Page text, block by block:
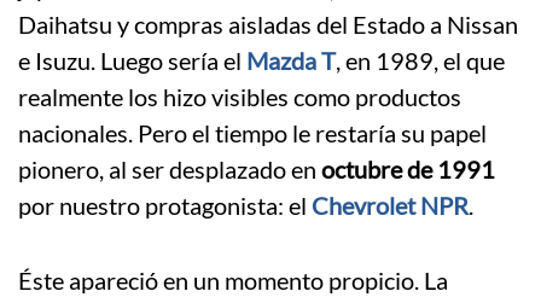
Daihatsu y compras aisladas del Estado a Nissan
e Isuzu. Luego sería el Mazda T, en 1989, el que
realmente los hizo visibles como productos
nacionales. Pero el tiempo le restaría su papel
pionero, al ser desplazado en octubre de 1991
por nuestro protagonista: el Chevrolet NPR.
Éste apareció en un momento propicio. La